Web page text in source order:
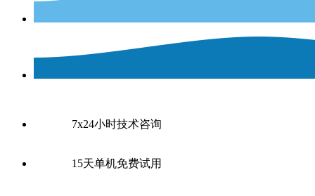
7x24小时技术咨询
15天单机免费试用